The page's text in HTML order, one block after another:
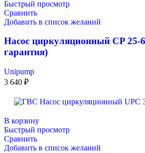
Быстрый просмотр
Сравнить
Добавить в список желаний
Насос циркуляционный CP 25-
гарантия)
Unipump
3 640 ₽
В корзину
Быстрый просмотр
Сравнить
Добавить в список желаний